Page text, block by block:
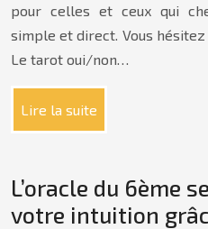
pour celles et ceux qui
simple et direct. Vous
Le tarot oui/non…
Lire la suite
L’oracle du 6ème
votre intuition